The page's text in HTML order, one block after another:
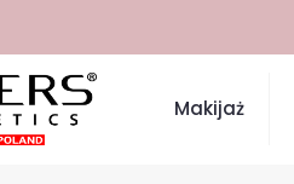
Makijaż